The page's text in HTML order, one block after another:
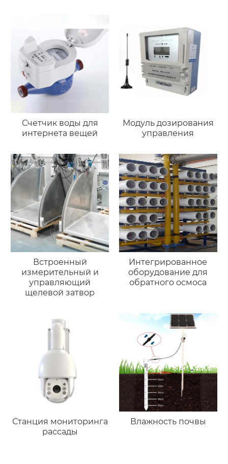
Счетчик воды для
интернета вещей
Модуль дозирования
управления
Встроенный
измерительный и
управляющий
щелевой затвор
Интегрированное
оборудование для
обратного осмоса
Станция мониторинга
рассады
Влажность почвы